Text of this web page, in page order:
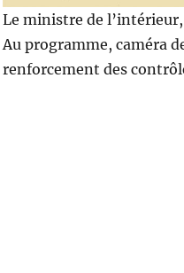
Le ministre de l’intérieur,
Au programme, caméra
renforcement des